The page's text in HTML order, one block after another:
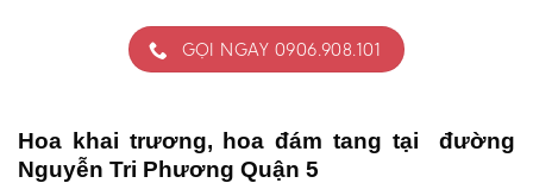
GỌI NGAY 0906.908.101
Hoa khai trương, hoa đám tang tại đường
Nguyễn Tri Phương Quận 5